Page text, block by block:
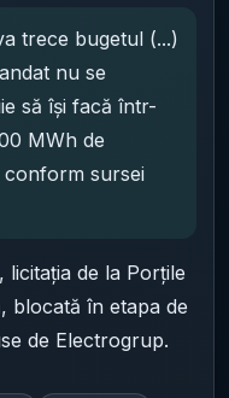
trece bugetul (...)
nu se
să își facă într-
MWh de
conform sursei
de la Porțile
blocată în etapa de
de Electrogrup.